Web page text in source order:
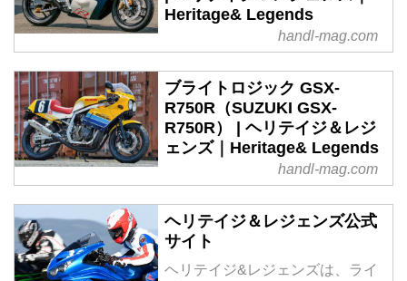
Heritage& Legends
handl-mag.com
ブライトロジック GSX-
R750R（SUZUKI GSX-
R750R） | ヘリテイジ＆レジ
ェンズ｜Heritage& Legends
handl-mag.com
ヘリテイジ＆レジェンズ公式
サイト
ヘリテイジ&レジェンズは、ライ